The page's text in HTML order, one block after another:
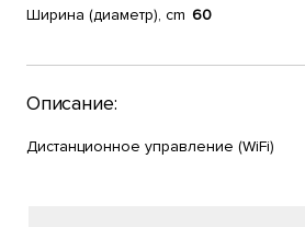
Ширина (диаметр), cm 60
Описание:
Дистанционное управление (WiFi)